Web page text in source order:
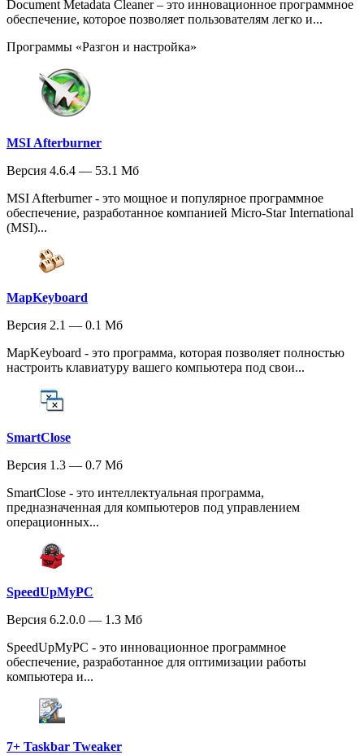
Document Metadata Cleaner – это инновационное программное
обеспечение, которое позволяет пользователям легко и...
Программы «Разгон и настройка»
MSI Afterburner
Версия 4.6.4 — 53.1 Мб
MSI Afterburner - это мощное и популярное программное
обеспечение, разработанное компанией Micro-Star International
(MSI)...
MapKeyboard
Версия 2.1 — 0.1 Мб
MapKeyboard - это программа, которая позволяет полностью
настроить клавиатуру вашего компьютера под свои...
SmartClose
Версия 1.3 — 0.7 Мб
SmartClose - это интеллектуальная программа,
предназначенная для компьютеров под управлением
операционных...
SpeedUpMyPC
Версия 6.2.0.0 — 1.3 Мб
SpeedUpMyPC - это инновационное программное
обеспечение, разработанное для оптимизации работы
компьютера и...
7+ Taskbar Tweaker